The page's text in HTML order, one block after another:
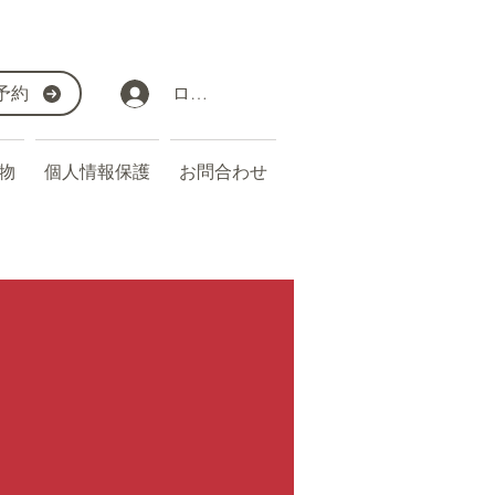
約 ログイン
個人情報保護 お問合わせ